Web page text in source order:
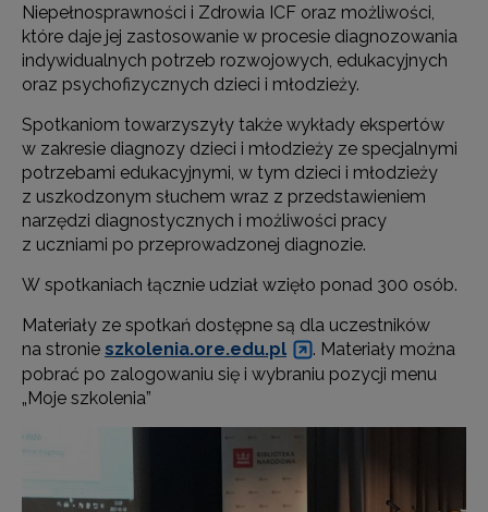
Niepełnosprawności i Zdrowia ICF oraz możliwości,
które daje jej zastosowanie w procesie diagnozowania
indywidualnych potrzeb rozwojowych, edukacyjnych
oraz psychofizycznych dzieci i młodzieży.
Spotkaniom towarzyszyły także wykłady ekspertów
w zakresie diagnozy dzieci i młodzieży ze specjalnymi
potrzebami edukacyjnymi, w tym dzieci i młodzieży
z uszkodzonym słuchem wraz z przedstawieniem
narzędzi diagnostycznych i możliwości pracy
z uczniami po przeprowadzonej diagnozie.
W spotkaniach łącznie udział wzięło ponad 300 osób.
Materiały ze spotkań dostępne są dla uczestników
na stronie szkolenia.ore.edu.pl
. Materiały można
pobrać po zalogowaniu się i wybraniu pozycji menu
„Moje szkolenia”